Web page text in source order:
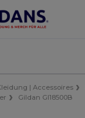
App
in der App!
| Accessoires
Gildan GI18500B